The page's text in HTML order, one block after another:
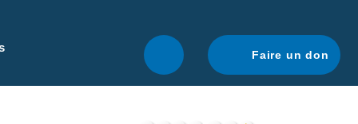
navigation optimale.
Faire un don